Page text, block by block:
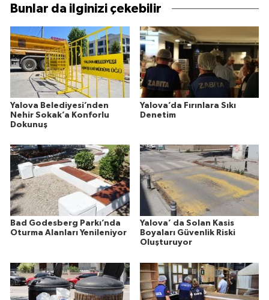
Bunlar da ilginizi çekebilir
Yalova Belediyesi’nden
Nehir Sokak’a Konforlu
Dokunuş
Yalova’da Fırınlara Sıkı
Denetim
Bad Godesberg Parkı’nda
Oturma Alanları Yenileniyor
Yalova’ da Solan Kasis
Boyaları Güvenlik Riski
Oluşturuyor